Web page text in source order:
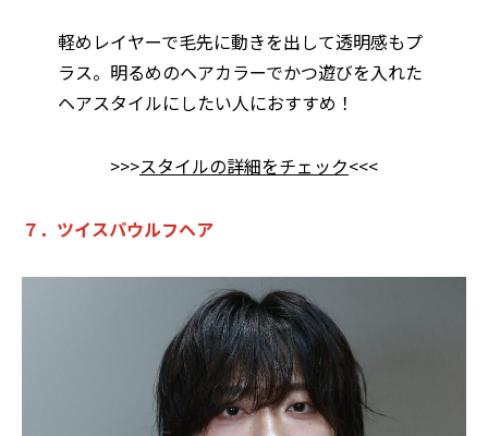
軽めレイヤーで毛先に動きを出して透明感もプ
ラス。明るめのヘアカラーでかつ遊びを入れた
ヘアスタイルにしたい人におすすめ！
>>>スタイルの詳細をチェック<<<
７．ツイスパウルフヘア